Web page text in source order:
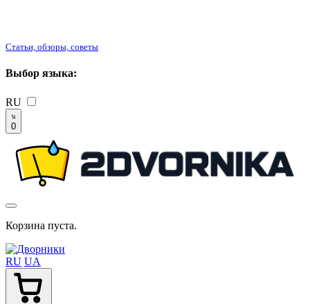
Статьи, обзоры, советы
Выбор языка:
RU
0
Корзина пуста.
RU UA